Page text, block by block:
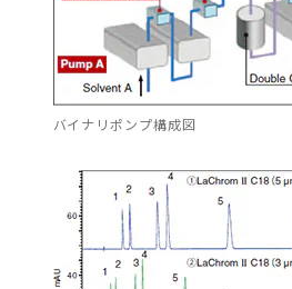
バイナリポンプ構成図